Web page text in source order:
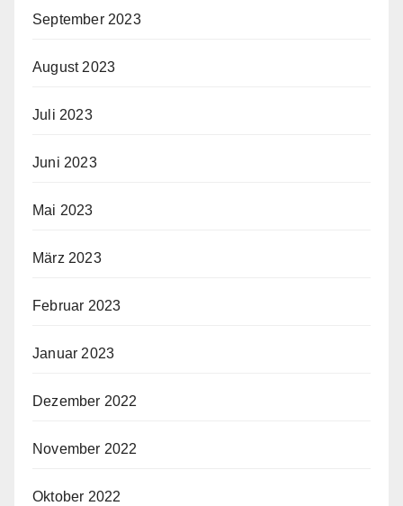
September 2023
August 2023
Juli 2023
Juni 2023
Mai 2023
März 2023
Februar 2023
Januar 2023
Dezember 2022
November 2022
Oktober 2022